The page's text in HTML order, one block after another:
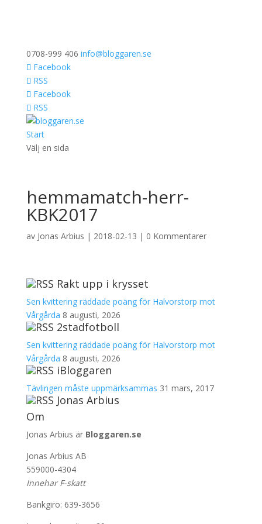
0708-999 406 info@bloggaren.se
Facebook
RSS
Facebook
RSS
Start
Välj en sida
hemmamatch-herr-
KBK2017
av Jonas Arbius | 2018-02-13 | 0 Kommentarer
Rakt upp i krysset
Sen kvittering räddade poäng för Halvorstorp mot
Vårgårda 8 augusti, 2026
2stadfotboll
Sen kvittering räddade poäng för Halvorstorp mot
Vårgårda 8 augusti, 2026
iBloggaren
Tävlingen måste uppmärksammas 31 mars, 2017
Jonas Arbius
Om
Jonas Arbius är Bloggaren.se
Jonas Arbius AB
559000-4304
Innehar F-skatt
Bankgiro: 639-3656